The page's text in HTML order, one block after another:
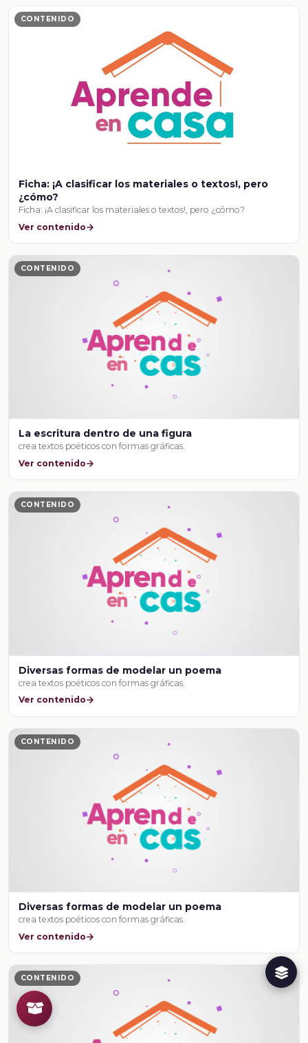
CONTENIDO
Ficha: ¡A clasificar los materiales o textos!, pero
¿cómo?
Ficha: ¡A clasificar los materiales o textos!, pero ¿cómo?
Ver contenido
CONTENIDO
La escritura dentro de una figura
crea textos poéticos con formas gráficas.
Ver contenido
CONTENIDO
Diversas formas de modelar un poema
crea textos poéticos con formas gráficas.
Ver contenido
CONTENIDO
Diversas formas de modelar un poema
crea textos poéticos con formas gráficas.
Ver contenido
CONTENIDO